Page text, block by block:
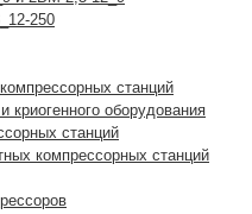
250
станций
криогенного оборудования
станций
компрессорных станций